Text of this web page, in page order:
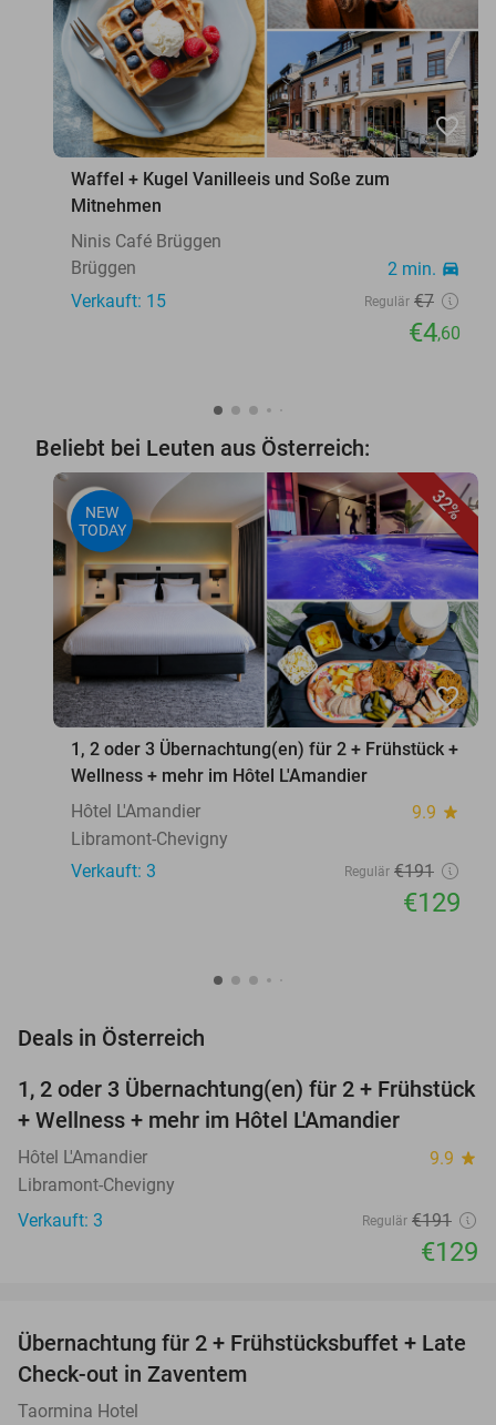
favorite_border
Waffel + Kugel Vanilleeis und Soße zum
Mitnehmen
Ninis Café Brüggen
Brüggen
2 min. directions_car
Verkauft: 15 Regulär €7
€4,60
Beliebt bei Leuten aus Österreich:
32%
NEW
TODAY
favorite_border
1, 2 oder 3 Übernachtung(en) für 2 + Frühstück +
Wellness + mehr im Hôtel L'Amandier
Hôtel L'Amandier
9.9 star
Libramont-Chevigny
Verkauft: 3
Regulär €191
€129
Deals in Österreich
32%
TODAY
1, 2 oder 3 Übernachtung(en) für 2 + Frühstück
+ Wellness + mehr im Hôtel L'Amandier
Hôtel L'Amandier 9.9 star
Libramont-Chevigny
Verkauft: 3
Regulär €191
€129
40%
Übernachtung für 2 + Frühstücksbuffet + Late
Check-out in Zaventem
Taormina Hotel